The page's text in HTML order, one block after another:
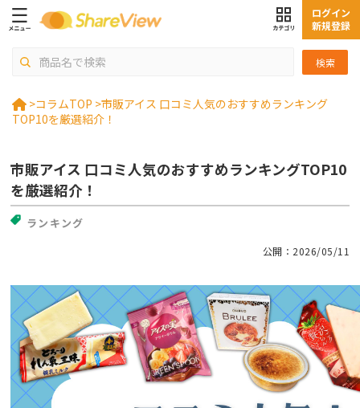
検索
ログイン
新規登録
>コラムTOP >市販アイス 口コミ人気のおすすめランキング
TOP10を厳選紹介！
市販アイス 口コミ人気のおすすめランキングTOP10
を厳選紹介！
ランキング
公開：2026/05/11